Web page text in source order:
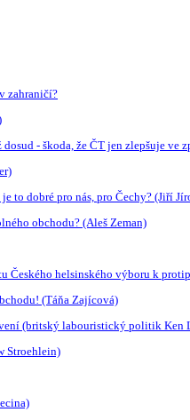
zahraničí?
- škoda, že ČT jen zlepšuje ve
to dobré pro nás, pro Čechy? (Jiří
obchodu? (Aleš Zeman)
Českého helsinského výboru k
(Táňa Zajícová)
(britský labouristický politik Ken
Stroehlein)